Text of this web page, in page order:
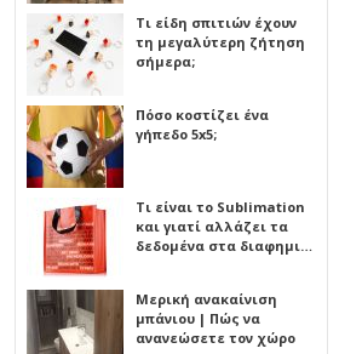
Τι είδη σπιτιών έχουν
τη μεγαλύτερη ζήτηση
σήμερα;
Πόσο κοστίζει ένα
γήπεδο 5x5;
Τι είναι το Sublimation
και γιατί αλλάζει τα
δεδομένα στα διαφημι…
Μερική ανακαίνιση
μπάνιου | Πώς να
ανανεώσετε τον χώρο